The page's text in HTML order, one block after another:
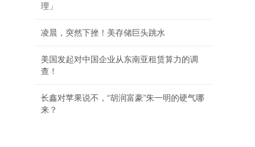
理」
凌晨，突然下挫！美存储巨头跳水
美国发起对中国企业从东南亚租赁算力的调
查！
长鑫对苹果说不，“胡润富豪”朱一明的硬气哪
来？